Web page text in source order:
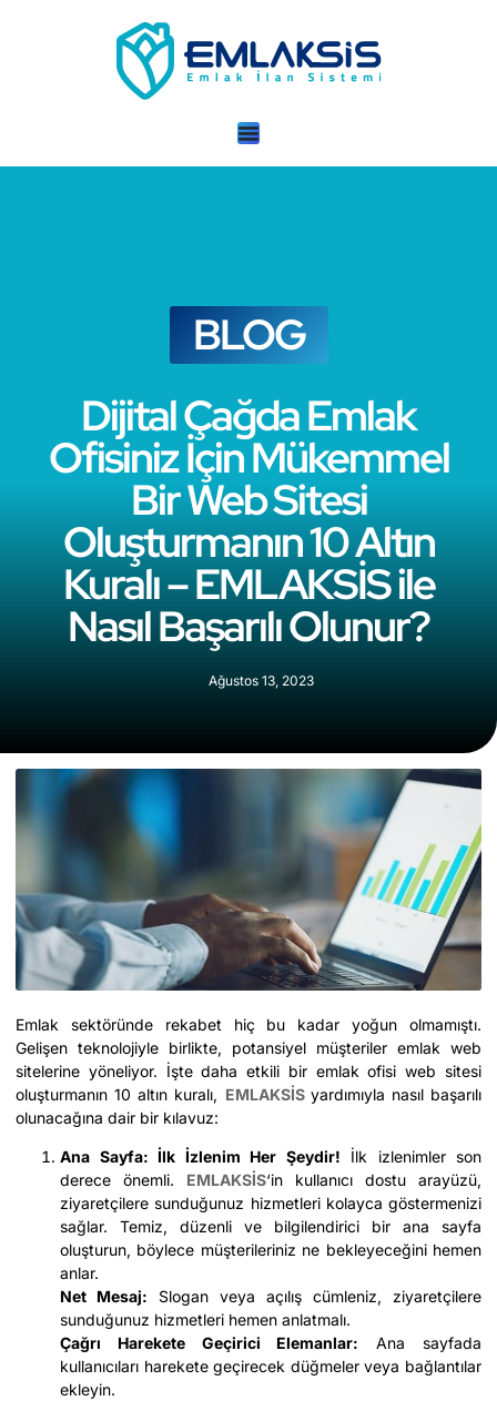
BLOG
Dijital Çağda Emlak
Ofisiniz İçin Mükemmel
Bir Web Sitesi
Oluşturmanın 10 Altın
Kuralı – EMLAKSİS ile
Nasıl Başarılı Olunur?
Ağustos 13, 2023
Emlak sektöründe rekabet hiç bu kadar yoğun olmamıştı.
Gelişen teknolojiyle birlikte, potansiyel müşteriler emlak web
sitelerine yöneliyor. İşte daha etkili bir emlak ofisi web sitesi
oluşturmanın 10 altın kuralı, EMLAKSİS yardımıyla nasıl başarılı
olunacağına dair bir kılavuz:
Ana Sayfa: İlk İzlenim Her Şeydir! İlk izlenimler son
derece önemli. EMLAKSİS‘in kullanıcı dostu arayüzü,
ziyaretçilere sunduğunuz hizmetleri kolayca göstermenizi
sağlar. Temiz, düzenli ve bilgilendirici bir ana sayfa
oluşturun, böylece müşterileriniz ne bekleyeceğini hemen
anlar.
Net Mesaj: Slogan veya açılış cümleniz, ziyaretçilere
sunduğunuz hizmetleri hemen anlatmalı.
Çağrı Harekete Geçirici Elemanlar: Ana sayfada
kullanıcıları harekete geçirecek düğmeler veya bağlantılar
ekleyin.